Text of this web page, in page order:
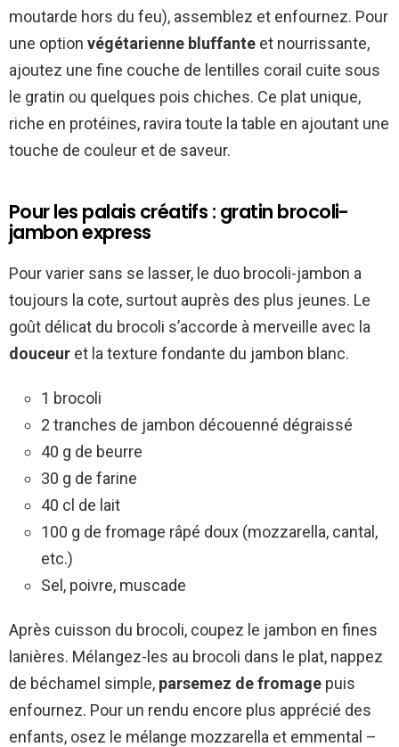
moutarde hors du feu), assemblez et enfournez. Pour
une option végétarienne bluffante et nourrissante,
ajoutez une fine couche de lentilles corail cuite sous
le gratin ou quelques pois chiches. Ce plat unique,
riche en protéines, ravira toute la table en ajoutant une
touche de couleur et de saveur.
Pour les palais créatifs : gratin brocoli-
jambon express
Pour varier sans se lasser, le duo brocoli-jambon a
toujours la cote, surtout auprès des plus jeunes. Le
goût délicat du brocoli s’accorde à merveille avec la
douceur et la texture fondante du jambon blanc.
1 brocoli
2 tranches de jambon découenné dégraissé
40 g de beurre
30 g de farine
40 cl de lait
100 g de fromage râpé doux (mozzarella, cantal,
etc.)
Sel, poivre, muscade
Après cuisson du brocoli, coupez le jambon en fines
lanières. Mélangez-les au brocoli dans le plat, nappez
de béchamel simple, parsemez de fromage puis
enfournez. Pour un rendu encore plus apprécié des
enfants, osez le mélange mozzarella et emmental –